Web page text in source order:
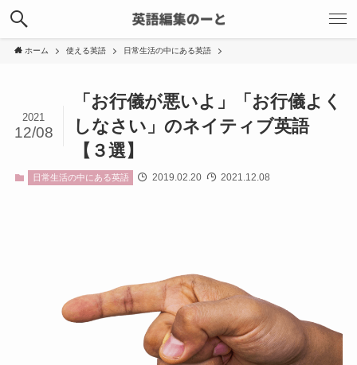
ホーム 使える英語 日常生活の中にある英語
「お行儀が悪いよ」「お行儀よく
しなさい」のネイティブ英語
【３選】
2021
12/08
日常生活の中にある英語 2019.02.20 2021.12.08